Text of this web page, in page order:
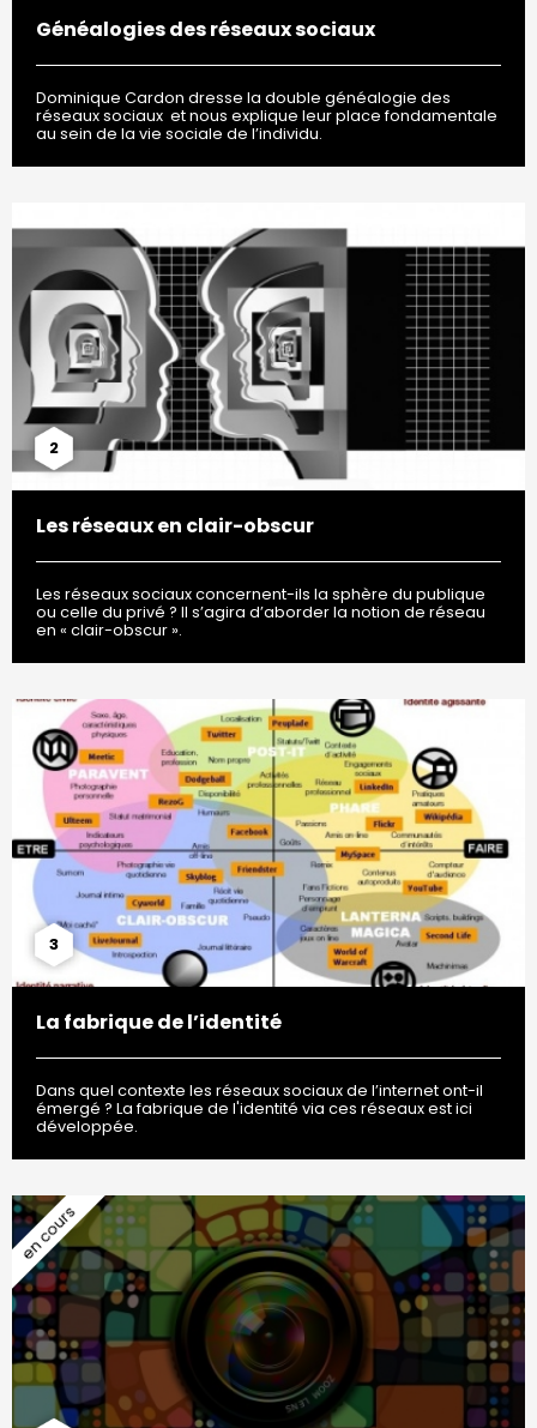
Généalogies des réseaux sociaux
Dominique Cardon dresse la double généalogie des
réseaux sociaux et nous explique leur place fondamentale
au sein de la vie sociale de l’individu.
2
Les réseaux en clair-obscur
Les réseaux sociaux concernent-ils la sphère du publique
ou celle du privé ? Il s’agira d’aborder la notion de réseau
en « clair-obscur ».
3
La fabrique de l’identité
Dans quel contexte les réseaux sociaux de l’internet ont-il
émergé ? La fabrique de l'identité via ces réseaux est ici
développée.